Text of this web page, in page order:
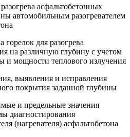
асфальтобетонных
автомобильным разогревателем
для разогрева
на различную глубину с учетом
и мощности теплового излучения
выявления и исправления
покрытия заданной глубины
и предельные значения
диагностирования
(нагревателя) асфальтобетона